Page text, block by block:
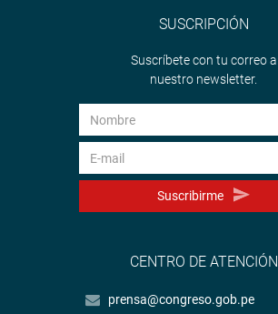
SUSCRIPCIÓN
Suscríbete con tu correo a
nuestro newsletter.
Suscribirme
CENTRO DE ATENCIÓN
prensa@congreso.gob.pe